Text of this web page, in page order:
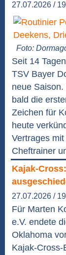
27.07.2026 /
Foto:
Seit 14
TSV Bayer
neue
bald die
Zeichen für
heute
Vertrages
Cheftrainer
Kajak-
27.07.2026 /
Für Marten
e.V. endete
Oklahoma
Kajak-